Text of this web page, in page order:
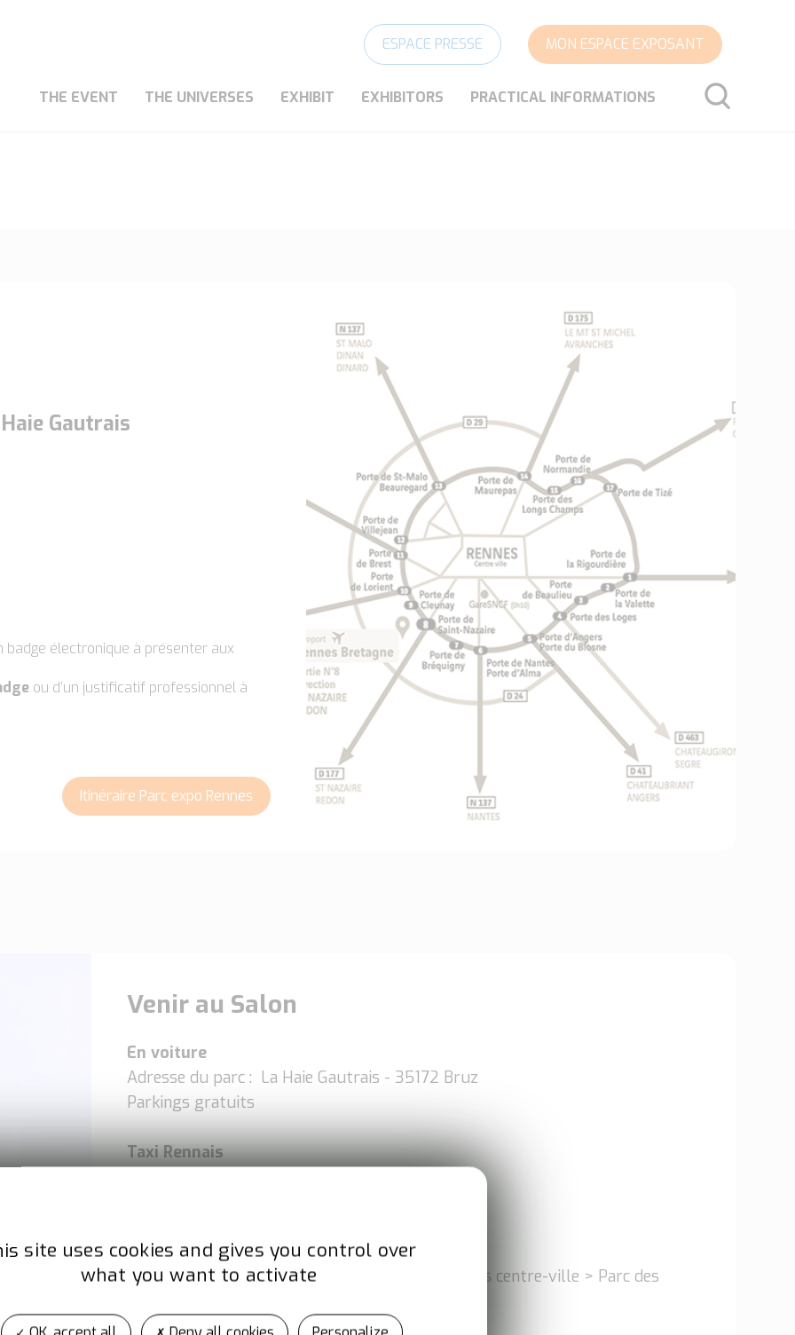
ESPACE PRESSE MON ESPACE EXPOSANT
THE EVENT THE UNIVERSES EXHIBIT EXHIBITORS PRACTICAL INFORMATIONS SEARCH
Gautrais
badge électronique à présenter aux
ou d’un justificatif professionnel à
Itinéraire Parc expo Rennes
Venir au Salon
En voiture
Adresse du parc : La Haie Gautrais - 35172 Bruz
Parkings gratuits
Taxi Rennais
+33 (0)2-99-36-03-03
Comptez environs 25 € pour un transport Rennes centre-ville > Parc des
site uses cookies and gives you control over
what you want to activate